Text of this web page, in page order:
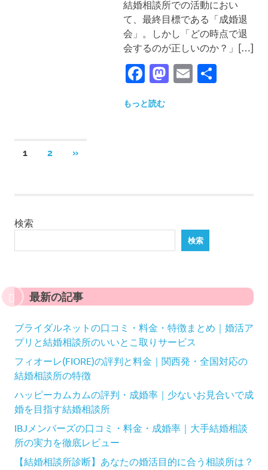
結婚相談所での活動におい
て、最終目標である「成婚退
会」。しかし「どの時点で退
会するのが正しいのか？」[…]
Facebook
Mastodon
Email
共
もっと読む
投
ジ
1 2
次
»
検索
検索
最新の記事
ブライダルネットの口コミ・料金・特徴まとめ｜婚活ア
プリと結婚相談所のいいとこ取りサービス
フィオーレ(FIORE)の評判と料金｜関西発・全国対応の
結婚相談所の特徴
ハッピーカムカムの評判・成婚率｜少ないお見合いで成
婚を目指す結婚相談所
IBJメンバーズの口コミ・料金・成婚率｜大手結婚相談
所の実力を徹底レビュー
【結婚相談所診断】あなたの婚活目的に合う相談所は？